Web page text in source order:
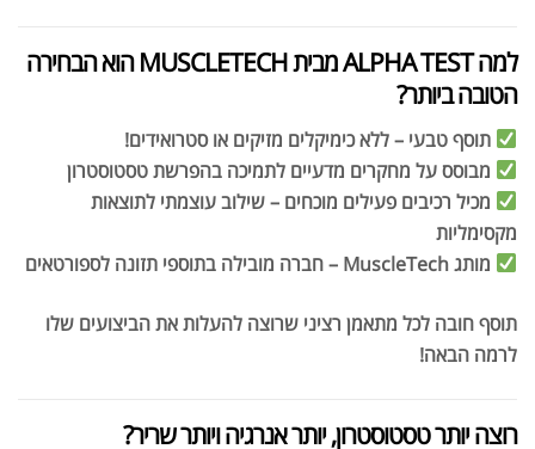
למה ALPHA TEST מבית MUSCLETECH הוא הבחירה
הטובה ביותר?
תוסף טבעי – ללא כימיקלים מזיקים או סטרואידים!
מבוסס על מחקרים מדעיים לתמיכה בהפרשת טסטוסטרון
מכיל רכיבים פעילים מוכחים – שילוב עוצמתי לתוצאות
מקסימליות
מותג MuscleTech – חברה מובילה בתוספי תזונה לספורטאים
תוסף חובה לכל מתאמן רציני שרוצה להעלות את הביצועים שלו
לרמה הבאה!
רוצה יותר טסטוסטרון, יותר אנרגיה ויותר שריר?